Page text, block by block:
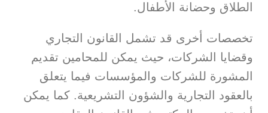
الطلاق وحضانة الأطفال.
تخصصات أخرى قد تشمل القانون التجاري
وقضايا الشركات، حيث يمكن للمحامين تقديم
المشورة للشركات والمؤسسات فيما يتعلق
بالعقود التجارية والشؤون التشريعية. كما يمكن